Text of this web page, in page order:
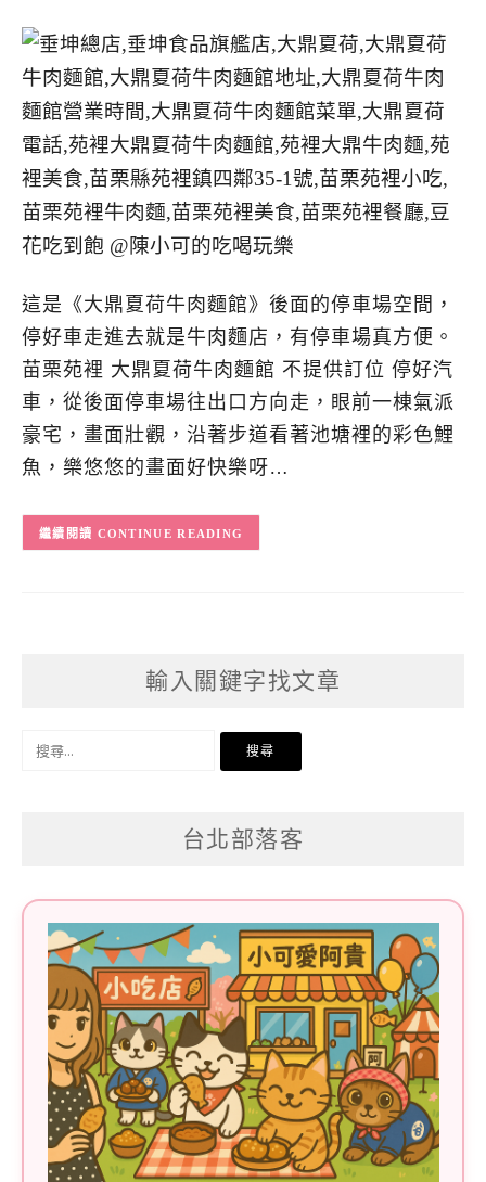
這是《大鼎夏荷牛肉麵館》後面的停車場空間，
停好車走進去就是牛肉麵店，有停車場真方便。
苗栗苑裡 大鼎夏荷牛肉麵館 不提供訂位 停好汽
車，從後面停車場往出口方向走，眼前一棟氣派
豪宅，畫面壯觀，沿著步道看著池塘裡的彩色鯉
魚，樂悠悠的畫面好快樂呀…
CONTINUE READING
輸入關鍵字找文章
搜
台北部落客